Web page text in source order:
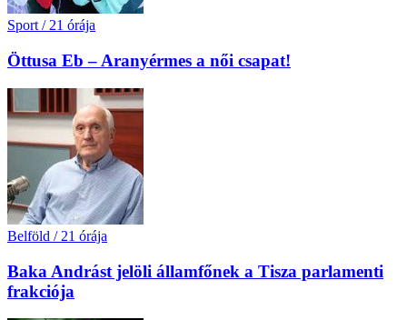
Sport / 21 órája
Öttusa Eb – Aranyérmes a női csapat!
Belföld / 21 órája
Baka Andrást jelöli államfőnek a Tisza parlamenti
frakciója